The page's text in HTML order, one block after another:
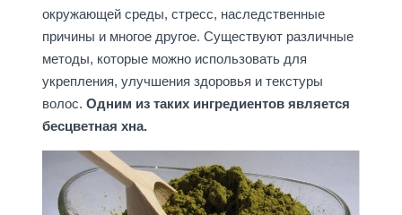
окружающей среды, стресс, наследственные
причины и многое другое. Существуют различные
методы, которые можно использовать для
укрепления, улучшения здоровья и текстуры
волос. Одним из таких ингредиентов является
бесцветная хна.